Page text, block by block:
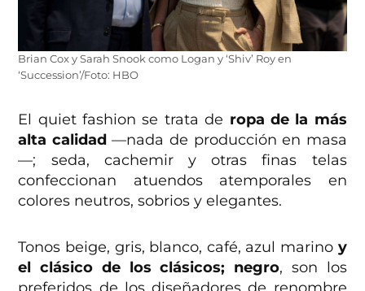
Brian Cox y Sarah Snook como Logan y ‘Shiv’ Roy en
‘Succession’/Foto: HBO
El quiet fashion se trata de ropa de la más
alta calidad—nada de producción en masa
—; seda, cachemir y otras finas telas
confeccionan atuendos atemporales en
colores neutros, sobrios y elegantes.
Tonos beige, gris, blanco, café, azul marino y
el clásico de los clásicos; negro, son los